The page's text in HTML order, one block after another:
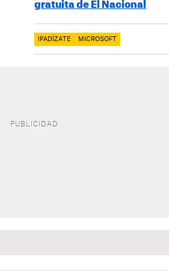
gratuita de El Nacional
IPADÍZATE MICROSOFT